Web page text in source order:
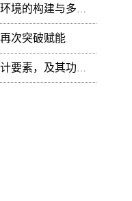
液氮深冷箱：超低温环境的构建与多领域技术赋能
次突破赋能
液氮管路输送系统设计要素，及其功能开发